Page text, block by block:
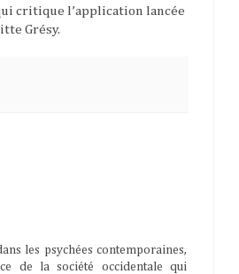
critique l’application lancée
Grésy.
les psychées contemporaines,
de la société occidentale qui